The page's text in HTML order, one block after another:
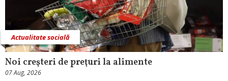
Actualitate socială
Noi creşteri de preţuri la alimente
07 Aug, 2026